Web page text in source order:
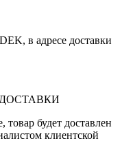
в адресе доставки
товар будет доставлен
клиентской